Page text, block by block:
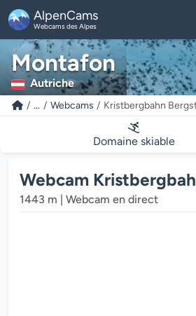
AlpenCams
Webcams des Alpes
Montafon
Autriche
... Webcams Kristbergbahn
Domaine skiable
Webcam
1443 m | Webcam en direct